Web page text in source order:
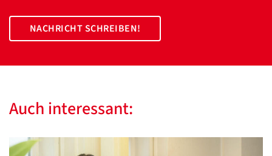
NACHRICHT SCHREIBEN!
Auch interessant: